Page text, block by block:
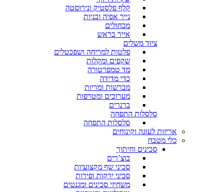
קלף פלסטיק ונירוסטה
נייר אפיה ובניות
מכחולים
אייר בראש
ציוד משלים
פלטות למריחה ושפכטלים
שקפים ומקלות
מד טמפרטורה
כדי מדידה
מברשות ומריות
מערוכים ומטרפות
ברנרים
סלסלות התפחה
סלסלות התפחה
אריזות לעוגה וקינוחים
כלי מטבח
סכינים וחיתוך
בוצ’רים
סכיני שף מקצועיות
סכיני ירקות ופירות
משחיזי סכינים ומגנטים